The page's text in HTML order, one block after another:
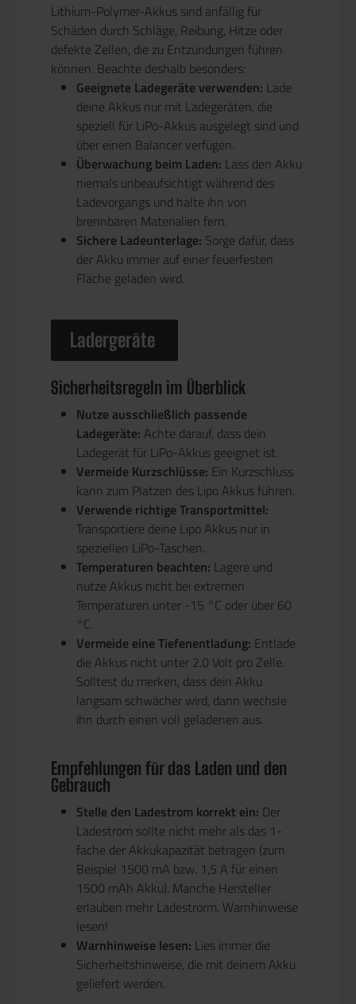
Lithium-Polymer-Akkus sind anfällig für
Schäden durch Schläge, Reibung, Hitze oder
defekte Zellen, die zu Entzündungen führen
können. Beachte deshalb besonders:
Geeignete Ladegeräte verwenden: Lade
deine Akkus nur mit Ladegeräten, die
speziell für LiPo-Akkus ausgelegt sind und
über einen Balancer verfügen.
Überwachung beim Laden: Lass den Akku
niemals unbeaufsichtigt während des
Ladevorgangs und halte ihn von
brennbaren Materialien fern.
Sichere Ladeunterlage: Sorge dafür, dass
der Akku immer auf einer feuerfesten
Fläche geladen wird.
Ladergeräte
Sicherheitsregeln im Überblick
Nutze ausschließlich passende
Ladegeräte: Achte darauf, dass dein
Ladegerät für LiPo-Akkus geeignet ist.
Vermeide Kurzschlüsse: Ein Kurzschluss
kann zum Platzen des Lipo Akkus führen.
Verwende richtige Transportmittel:
Transportiere deine Lipo Akkus nur in
speziellen LiPo-Taschen.
Temperaturen beachten: Lagere und
nutze Akkus nicht bei extremen
Temperaturen unter -15 °C oder über 60
°C.
Vermeide eine Tiefenentladung: Entlade
die Akkus nicht unter 2.0 Volt pro Zelle.
Solltest du merken, dass dein Akku
langsam schwächer wird, dann wechsle
ihn durch einen voll geladenen aus.
Empfehlungen für das Laden und den
Gebrauch
Stelle den Ladestrom korrekt ein: Der
Ladestrom sollte nicht mehr als das 1-
fache der Akkukapazität betragen (zum
Beispiel 1500 mA bzw. 1,5 A für einen
1500 mAh Akku). Manche Hersteller
erlauben mehr Ladestrorm. Warnhinweise
lesen!
Warnhinweise lesen: Lies immer die
Sicherheitshinweise, die mit deinem Akku
geliefert werden.